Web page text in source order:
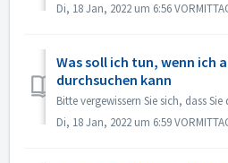
Di, 18 Jan, 2022 um 6:56
Was soll ich tun, wenn ich
durchsuchen kann
Di, 18 Jan, 2022 um 6:59